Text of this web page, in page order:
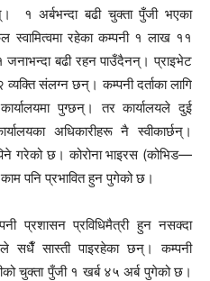
१ अर्बभन्दा बढी चुक्ता पुँजी भएका
रहेका कम्पनी १ लाख ११
बढी रहन पाउँदैनन्। प्राइभेट
संलग्न छन्। कम्पनी दर्ताका लागि
पुग्छन्। तर कार्यालयले दुई
अधिकारीहरू नै स्वीकार्छन्।
गरेको छ। कोरोना भाइरस (कोभिड—
पनि प्रभावित हुन पुगेको छ।
प्रशासन प्रविधिमैत्री हुन नसक्दा
सधैँ सास्ती पाइरहेका छन्। कम्पनी
चुक्ता पुँजी १ खर्ब ४५ अर्ब पुगेको छ।